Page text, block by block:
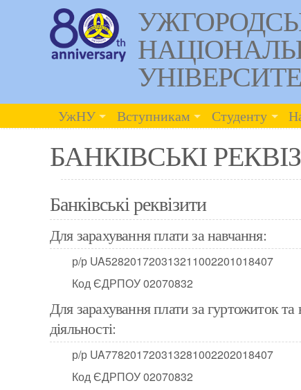
УжНУ Вступникам Студенту
БАНКІВСЬКІ
Банківські реквізити
Для зарахування плати за навчання:
р/р UA528201720313211002201018407
Код ЄДРПОУ 02070832
Для зарахування плати за гуртожиток
діяльності:
р/р UA778201720313281002202018407
Код ЄДРПОУ 02070832